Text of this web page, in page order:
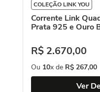
COLEÇÃO LINK YOU
Corrente Link
Prata 925 e Ouro
R$ 2.670,00
Ou 10x de R$ 267,00
Ver